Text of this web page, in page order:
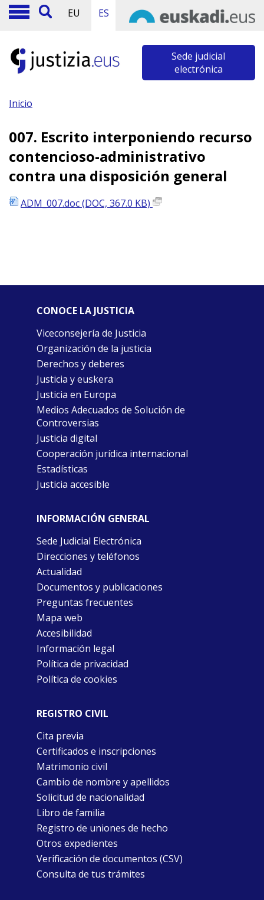
EU ES
Sede judicial
electrónica
Inicio
007. Escrito interponiendo recurso
contencioso-administrativo
contra una disposición general
ADM_007.doc (DOC, 367.0 KB)
CONOCE LA JUSTICIA
Viceconsejería de Justicia
Organización de la justicia
Derechos y deberes
Justicia y euskera
Justicia en Europa
Medios Adecuados de Solución de
Controversias
Justicia digital
Cooperación jurídica internacional
Estadísticas
Justicia accesible
INFORMACIÓN GENERAL
Sede Judicial Electrónica
Direcciones y teléfonos
Actualidad
Documentos y publicaciones
Preguntas frecuentes
Mapa web
Accesibilidad
Información legal
Política de privacidad
Política de cookies
REGISTRO CIVIL
Cita previa
Certificados e inscripciones
Matrimonio civil
Cambio de nombre y apellidos
Solicitud de nacionalidad
Libro de familia
Registro de uniones de hecho
Otros expedientes
Verificación de documentos (CSV)
Consulta de tus trámites